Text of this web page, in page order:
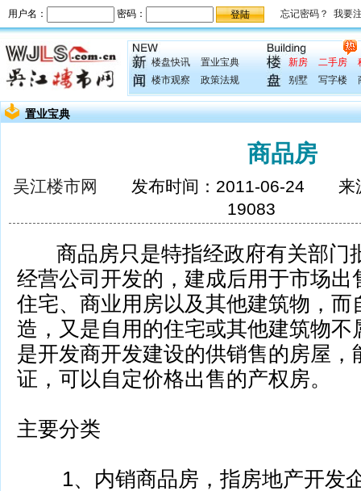
楼盘快讯
置业宝典
楼市观察
政策法规
新房 二手房
别墅
写字楼
置业宝典
商品房
吴江楼市网
发布时间：2011-06-24 来
19083
商品房只是特指经政府有关部门
经营公司开发的，建成后用于市场出
住宅、商业用房以及其他建筑物，而
造，又是自用的住宅或其他建筑物不
是开发商开发建设的供销售的房屋，
证，可以自定价格出售的产权房。
主要分类
1、内销商品房，指房地产开发